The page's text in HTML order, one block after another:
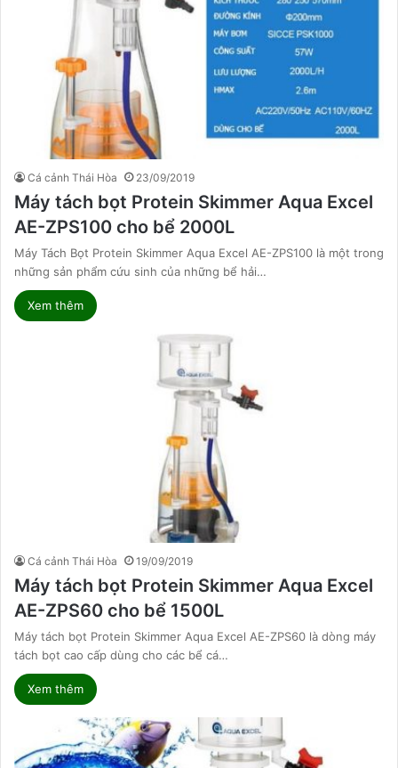
Cá cảnh Thái Hòa 23/09/2019
Máy tách bọt Protein Skimmer Aqua Excel
AE-ZPS100 cho bể 2000L
Máy Tách Bọt Protein Skimmer Aqua Excel AE-ZPS100 là một trong
những sản phẩm cứu sinh của những bể hải…
Xem thêm
Cá cảnh Thái Hòa 19/09/2019
Máy tách bọt Protein Skimmer Aqua Excel
AE-ZPS60 cho bể 1500L
Máy tách bọt Protein Skimmer Aqua Excel AE-ZPS60 là dòng máy
tách bọt cao cấp dùng cho các bể cá…
Xem thêm